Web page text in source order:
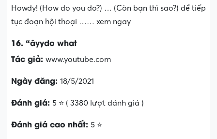
Howdy! (How do you do?) … (Còn bạn thì sao?) để tiếp
tục đoạn hội thoại …… xem ngay
16. “âyydo what
Tác giả: www.youtube.com
Ngày đăng: 18/5/2021
Đánh giá: 5 ⭐ ( 3380 lượt đánh giá )
Đánh giá cao nhất: 5 ⭐